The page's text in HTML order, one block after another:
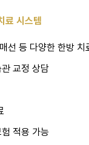
료 시스템
선 등 다양한 한방 치
교정 상담
적용 가능